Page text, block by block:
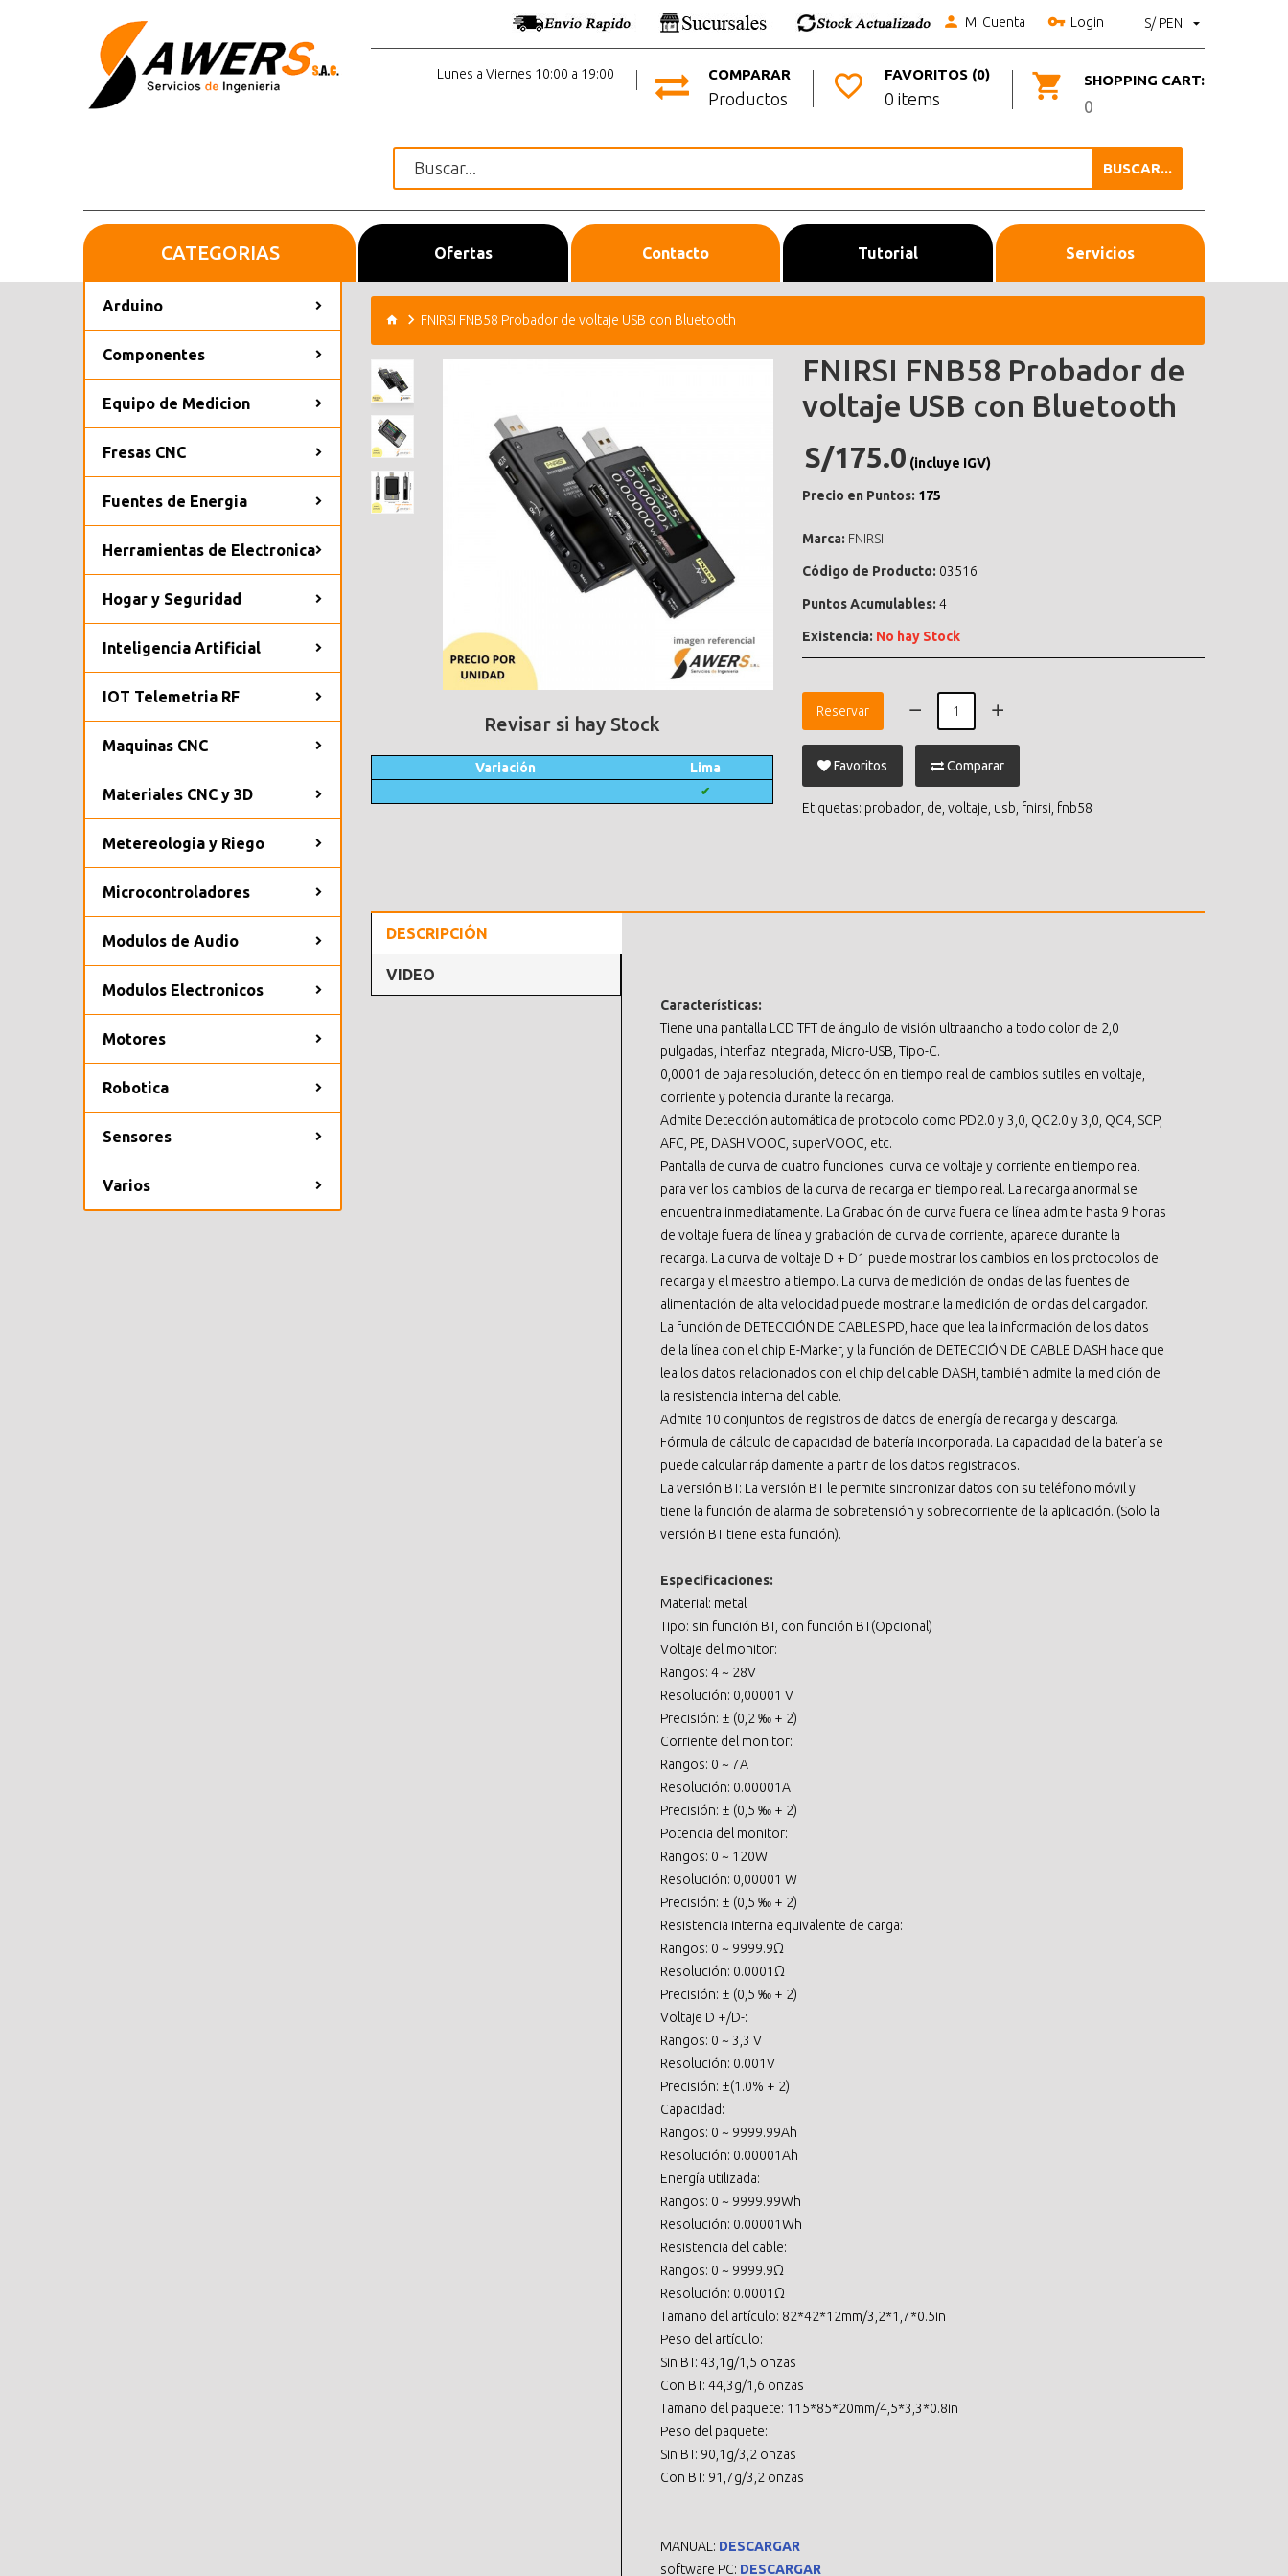
S/ PEN
Mi Cuenta Login
SHOPPING CART:
0
FAVORITOS (0)
0 items
COMPARAR
Productos
Lunes a Viernes 10:00 a 19:00
BUSCAR...
Inicio Ofertas Contacto Tutorial Servicios
CATEGORIAS
Arduino
Componentes
Equipo de Medicion
Fresas CNC
Fuentes de Energia
Herramientas de Electronica
Hogar y Seguridad
Inteligencia Artificial
IOT Telemetria RF
Maquinas CNC
Materiales CNC y 3D
Metereologia y Riego
Microcontroladores
Modulos de Audio
Modulos Electronicos
Motores
Robotica
Sensores
Varios
FNIRSI FNB58 Probador de voltaje USB con Bluetooth
Revisar si hay Stock
Variación Lima
✔
FNIRSI FNB58 Probador de
voltaje USB con Bluetooth
S/175.0 (incluye IGV)
Precio en Puntos: 175
Marca: FNIRSI
Código de Producto: 03516
Puntos Acumulables: 4
Existencia: No hay Stock
Reservar
Favoritos Comparar
Etiquetas: probador de voltaje usb fnirsi fnb58
DESCRIPCIÓN
VIDEO
Características:
Tiene una pantalla LCD TFT de ángulo de visión ultraancho a todo color de 2,0
pulgadas, interfaz integrada, Micro-USB, Tipo-C.
0,0001 de baja resolución, detección en tiempo real de cambios sutiles en voltaje,
corriente y potencia durante la recarga.
Admite Detección automática de protocolo como PD2.0 y 3,0, QC2.0 y 3,0, QC4, SCP,
AFC, PE, DASH VOOC, superVOOC, etc.
Pantalla de curva de cuatro funciones: curva de voltaje y corriente en tiempo real
para ver los cambios de la curva de recarga en tiempo real. La recarga anormal se
encuentra inmediatamente. La Grabación de curva fuera de línea admite hasta 9 horas
de voltaje fuera de línea y grabación de curva de corriente, aparece durante la
recarga. La curva de voltaje D + D1 puede mostrar los cambios en los protocolos de
recarga y el maestro a tiempo. La curva de medición de ondas de las fuentes de
alimentación de alta velocidad puede mostrarle la medición de ondas del cargador.
La función de DETECCIÓN DE CABLES PD, hace que lea la información de los datos
de la línea con el chip E-Marker, y la función de DETECCIÓN DE CABLE DASH hace que
lea los datos relacionados con el chip del cable DASH, también admite la medición de
la resistencia interna del cable.
Admite 10 conjuntos de registros de datos de energía de recarga y descarga.
Fórmula de cálculo de capacidad de batería incorporada. La capacidad de la batería se
puede calcular rápidamente a partir de los datos registrados.
La versión BT: La versión BT le permite sincronizar datos con su teléfono móvil y
tiene la función de alarma de sobretensión y sobrecorriente de la aplicación. (Solo la
versión BT tiene esta función).
Especificaciones:
Material: metal
Tipo: sin función BT, con función BT(Opcional)
Voltaje del monitor:
Rangos: 4 ~ 28V
Resolución: 0,00001 V
Precisión: ± (0,2 ‰ + 2)
Corriente del monitor:
Rangos: 0 ~ 7A
Resolución: 0.00001A
Precisión: ± (0,5 ‰ + 2)
Potencia del monitor:
Rangos: 0 ~ 120W
Resolución: 0,00001 W
Precisión: ± (0,5 ‰ + 2)
Resistencia interna equivalente de carga:
Rangos: 0 ~ 9999.9Ω
Resolución: 0.0001Ω
Precisión: ± (0,5 ‰ + 2)
Voltaje D +/D-:
Rangos: 0 ~ 3,3 V
Resolución: 0.001V
Precisión: ±(1.0% + 2)
Capacidad:
Rangos: 0 ~ 9999.99Ah
Resolución: 0.00001Ah
Energía utilizada:
Rangos: 0 ~ 9999.99Wh
Resolución: 0.00001Wh
Resistencia del cable:
Rangos: 0 ~ 9999.9Ω
Resolución: 0.0001Ω
Tamaño del artículo: 82*42*12mm/3,2*1,7*0.5in
Peso del artículo:
Sin BT: 43,1g/1,5 onzas
Con BT: 44,3g/1,6 onzas
Tamaño del paquete: 115*85*20mm/4,5*3,3*0.8in
Peso del paquete:
Sin BT: 90,1g/3,2 onzas
Con BT: 91,7g/3,2 onzas
MANUAL: DESCARGAR
software PC: DESCARGAR